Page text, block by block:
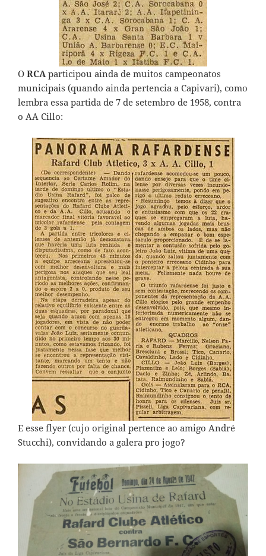
O RCAparticipou ainda de muitos campeonatos
municipais (quando ainda pertencia a Capivari), como
lembra essa partida de 7 de setembro de 1958, contra
o AA Cillo:
E esse flyer (cujo original pertence ao amigo André
Stucchi), convidando a galera pro jogo?